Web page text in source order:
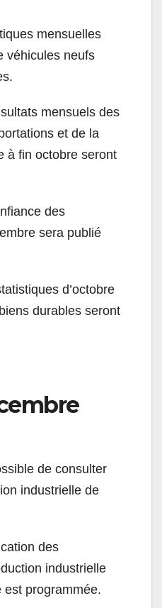
mensuelles
véhicules neufs
mensuels des
et de la
à fin octobre seront
des
sera publié
d’octobre
durables seront
de consulter
industrielle de
des
industrielle
est programmée.